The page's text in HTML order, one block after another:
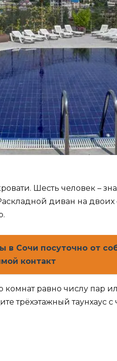
Шесть человек –
диван на двоих
в Сочи посуточно от
контакт
комнат равно числу пар
трёхэтажный таунхаус